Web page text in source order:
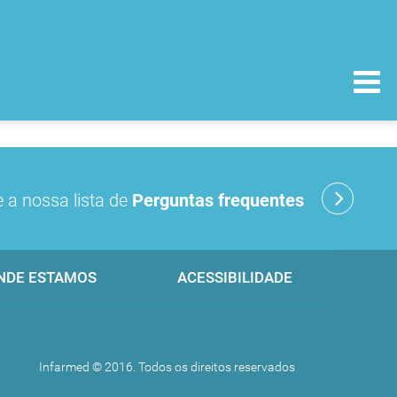
a nossa lista de Perguntas frequentes
ESTAMOS ACESSIBILIDADE
Infarmed © 2016. Todos os direitos reservados